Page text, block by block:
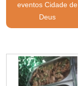
eventos Cidade de
Deus